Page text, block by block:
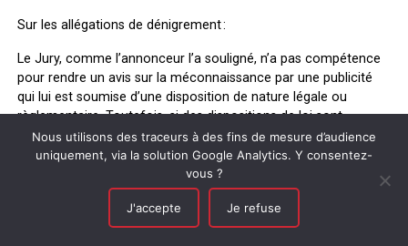
Sur les allégations de dénigrement:
Le Jury, comme l’annonceur l’a souligné, n’a pas compétence
pour rendre un avis sur la méconnaissance par une publicité
qui lui est soumise d’une disposition de nature légale ou
règlementaire. Toutefois, si des dispositions de loi sont
reprises dans le Code ICC ou dans une Recommandation,
telles que celles des articles L. 121-1 et L. 121-2 du Code de la
consommation reprises à l’article 12 du Code ICC, il doit
examiner le respect, par la publicité litigieuse, de ces règles de
la déontologie publicitaire, notamment, en l’espèce, du principe
de non dénigrement figurant à l’article 12 du Code ICC.
Nous utilisons des traceurs à des fins de mesure d’audience
uniquement, via la solution Google Analytics. Y consentez-
vous ?
J'accepte Je refuse